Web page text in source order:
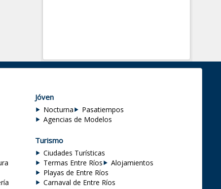
Jóven
Nocturna
Pasatiempos
Agencias de Modelos
Turismo
Ciudades Turísticas
Termas Entre Ríos
Alojamientos
Playas de Entre Ríos
Carnaval de Entre Ríos